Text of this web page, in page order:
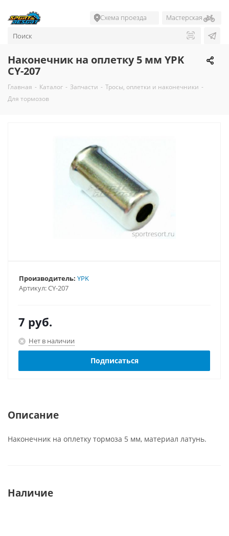
Схема проезда Мастерская
Наконечник на оплетку 5 мм YPK
CY-207
Главная - Каталог - Запчасти - Тросы, оплетки и наконечники -
Для тормозов
Артикул:CY-207
Производитель: YPK
7 руб.
Нет в наличии
Подписаться
Описание
Наконечник на оплетку тормоза 5 мм, материал латунь.
Наличие